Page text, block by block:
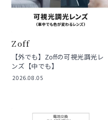
Zoff
【外でも】Zoffの可視光調光レ
ンズ【中でも】
2026.08.05